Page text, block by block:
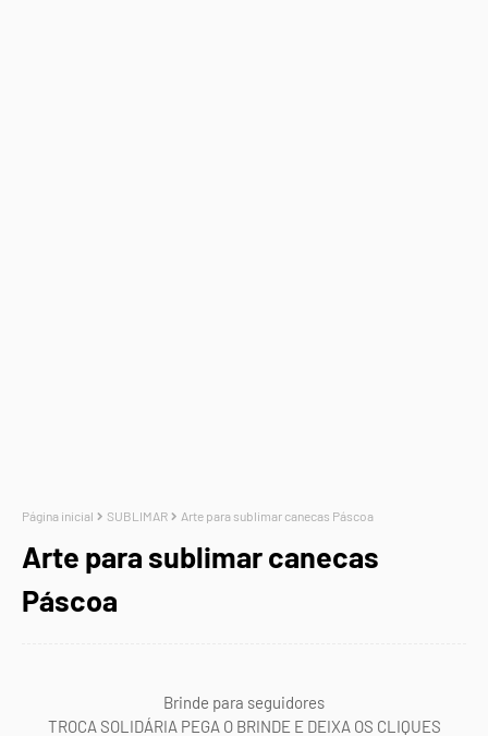
Página inicial SUBLIMAR Arte para sublimar canecas Páscoa
Arte para sublimar canecas
Páscoa
Brinde para seguidores
TROCA SOLIDÁRIA PEGA O BRINDE E DEIXA OS CLIQUES